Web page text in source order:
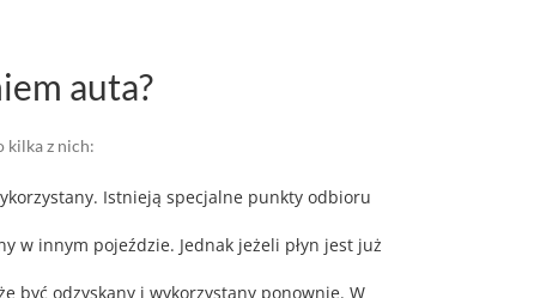
auta?
kilka z nich:
Istnieją specjalne punkty odbioru
w innym pojeździe. Jednak jeżeli płyn jest już
być odzyskany i wykorzystany ponownie. W